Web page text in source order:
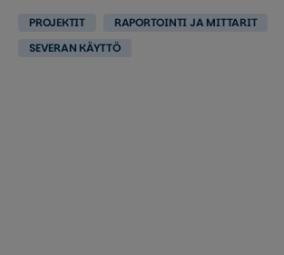
PROJEKTIT
RAPORTOINTI JA MITTARIT
SEVERAN KÄYTTÖ